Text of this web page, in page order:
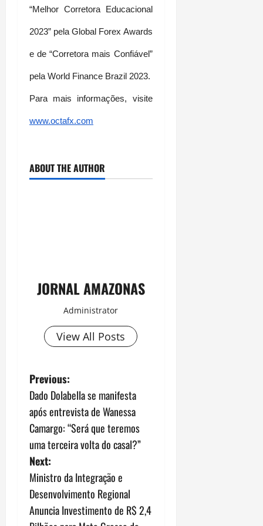
“Melhor Corretora Educacional
2023” pela Global Forex Awards
e de “Corretora mais Confiável”
pela World Finance Brazil 2023.
Para mais informações, visite
www.octafx.com
ABOUT THE AUTHOR
JORNAL AMAZONAS
Administrator
View All Posts
P
o
s
t
n
a
Previous:
Dado Dolabella se manifesta
após entrevista de Wanessa
Camargo: “Será que teremos
uma terceira volta do casal?”
Next:
Ministro da Integração e
Desenvolvimento Regional
Anuncia Investimento de R$ 2,4